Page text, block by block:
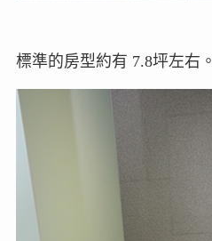
標準的房型約有 7.8坪左右。